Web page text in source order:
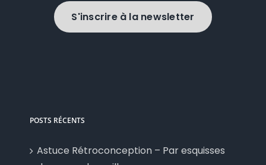
S'inscrire à la newsletter
POSTS RÉCENTS
Astuce Rétroconception – Par esquisses